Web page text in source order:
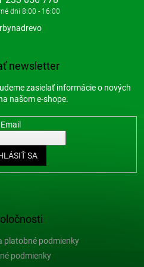
platobné podmienky
podmienky
newsletter
zasielať informácie o nových
našom e-shope.
Email
SA